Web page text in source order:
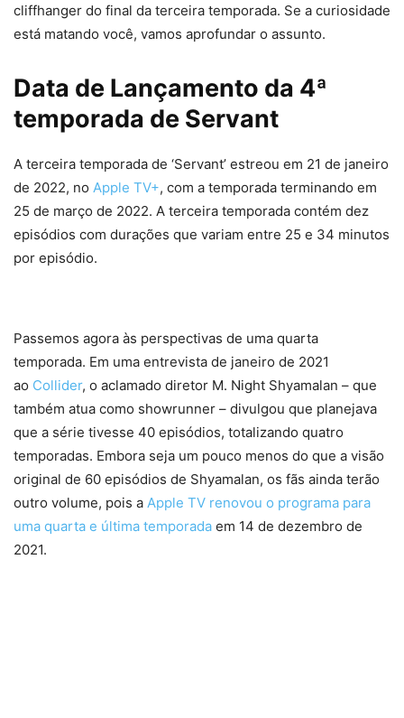
cliffhanger do final da terceira temporada. Se a curiosidade
está matando você, vamos aprofundar o assunto.
Data de Lançamento da 4ª
temporada de Servant
A terceira temporada de ‘Servant’ estreou em 21 de janeiro
de 2022, no Apple TV+, com a temporada terminando em
25 de março de 2022. A terceira temporada contém dez
episódios com durações que variam entre 25 e 34 minutos
por episódio.
Passemos agora às perspectivas de uma quarta
temporada. Em uma entrevista de janeiro de 2021
ao Collider, o aclamado diretor M. Night Shyamalan – que
também atua como showrunner – divulgou que planejava
que a série tivesse 40 episódios, totalizando quatro
temporadas. Embora seja um pouco menos do que a visão
original de 60 episódios de Shyamalan, os fãs ainda terão
outro volume, pois a Apple TV renovou o programa para
uma quarta e última temporada em 14 de dezembro de
2021.